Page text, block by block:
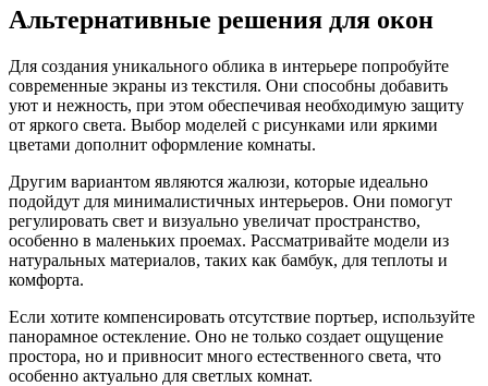
Альтернативные решения для окон
Для создания уникального облика в интерьере попробуйте
современные экраны из текстиля. Они способны добавить
уют и нежность, при этом обеспечивая необходимую защиту
от яркого света. Выбор моделей с рисунками или яркими
цветами дополнит оформление комнаты.
Другим вариантом являются жалюзи, которые идеально
подойдут для минималистичных интерьеров. Они помогут
регулировать свет и визуально увеличат пространство,
особенно в маленьких проемах. Рассматривайте модели из
натуральных материалов, таких как бамбук, для теплоты и
комфорта.
Если хотите компенсировать отсутствие портьер, используйте
панорамное остекление. Оно не только создает ощущение
простора, но и привносит много естественного света, что
особенно актуально для светлых комнат.